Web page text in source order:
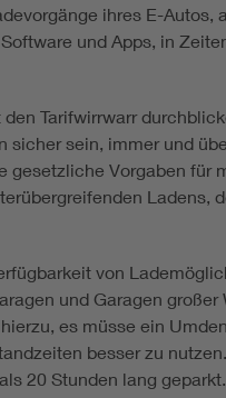
ihres E-Autos,
und Apps, in
Tarifwirrwarr
sicher sein, immer und
gesetzliche Vorgaben für
Ladens,
von
und Garagen großer
es müsse ein
besser zu
20 Stunden lang